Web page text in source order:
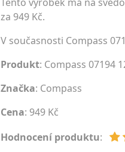
za 949 Kč.
V současnosti Compass
Produkt: Compass 07194
Značka: Compass
Cena: 949 Kč
Hodnocení produktu: